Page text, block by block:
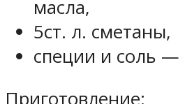
масла,
5ст. л. сметаны,
специи и соль —
Приготовление: